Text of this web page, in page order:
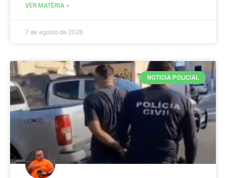
VER MATÉRIA »
7 de agosto de 2026
NOTICIA POLICIAL